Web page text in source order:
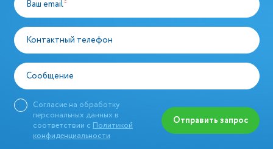
Ваш email*
Контактный телефон
Сообщение
Согласие на обработку
персональных данных в
соответствии с Политикой
конфиденциальности
Отправить запрос